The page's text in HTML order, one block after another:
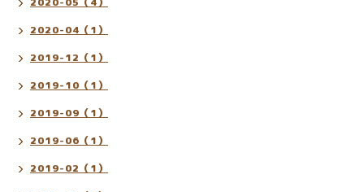
2020-04（1）
2019-12（1）
2019-10（1）
2019-09（1）
2019-06（1）
2019-02（1）